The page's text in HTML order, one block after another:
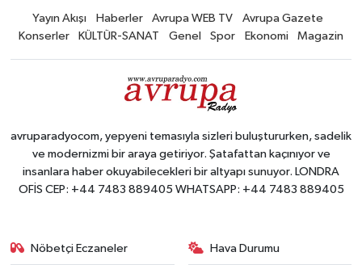
Yayın Akışı Haberler Avrupa WEB TV
Avrupa Gazete
Konserler
KÜLTÜR-SANAT Genel Spor Ekonomi Magazin
avruparadyocom, yepyeni temasıyla sizleri buluştururken, sadelik
ve modernizmi bir araya getiriyor. Şatafattan kaçınıyor ve
insanlara haber okuyabilecekleri bir altyapı sunuyor. LONDRA
OFİS CEP: +44 7483 889405 WHATSAPP: +44 7483 889405
Nöbetçi Eczaneler Hava Durumu